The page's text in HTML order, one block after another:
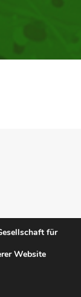
für
Website